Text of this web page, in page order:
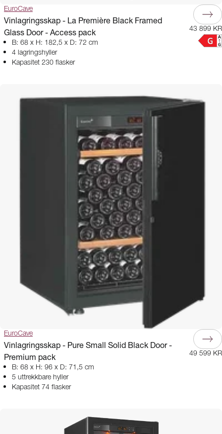
EuroCave
Vinlagringsskap - La Première Black Framed
Glass Door - Access pack
B: 68 x H: 182,5 x D: 72 cm
4 lagringshyller
Kapasitet 230 flasker
43 899 KR
EuroCave
Vinlagringsskap - Pure Small Solid Black Door -
Premium pack
B: 68 x H: 96 x D: 71,5 cm
5 uttrekkbare hyller
Kapasitet 74 flasker
49 599 KR